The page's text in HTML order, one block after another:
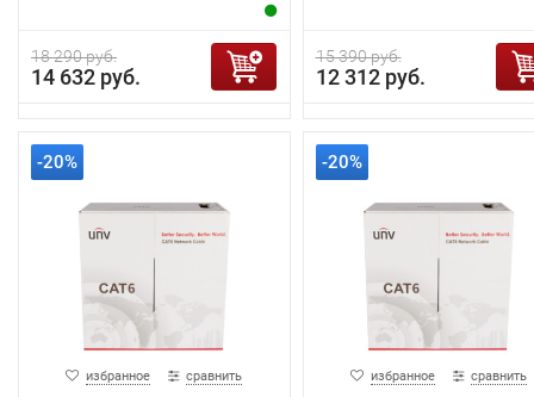
18 290 руб.
14 632 руб.
15 390 руб.
12 312 руб.
-20%
избранное сравнить
-20%
избранное сравнить